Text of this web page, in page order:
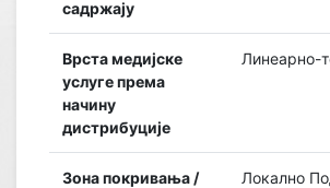
садржају
Врста медијске
услуге према
начину
дистрибуције
Линеарно-
Зона покривања /
Локално